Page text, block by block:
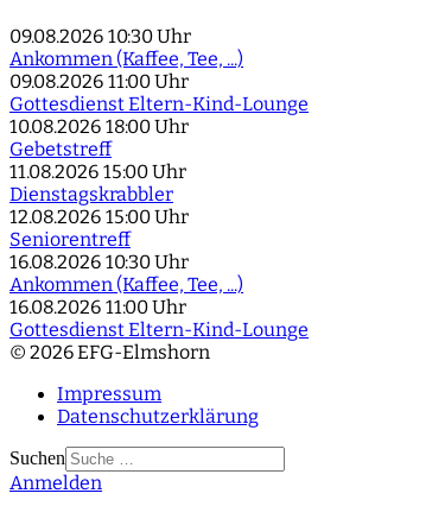
09.08.2026 10:30 Uhr
Ankommen (Kaffee, Tee, ...)
09.08.2026 11:00 Uhr
Gottesdienst Eltern-Kind-Lounge
10.08.2026 18:00 Uhr
Gebetstreff
11.08.2026 15:00 Uhr
Dienstagskrabbler
12.08.2026 15:00 Uhr
Seniorentreff
16.08.2026 10:30 Uhr
Ankommen (Kaffee, Tee, ...)
16.08.2026 11:00 Uhr
Gottesdienst Eltern-Kind-Lounge
© 2026 EFG-Elmshorn
Impressum
Datenschutzerklärung
Suchen
Type 2 or more
Anmelden